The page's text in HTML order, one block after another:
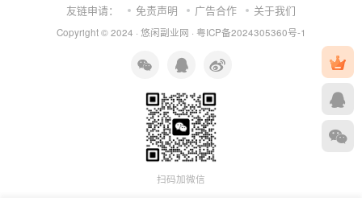
友链申请： 免责声明 广告合作 关于我们
Copyright © 2024 · 悠闲副业网 · 粤ICP备2024305360号-1
扫码加微信